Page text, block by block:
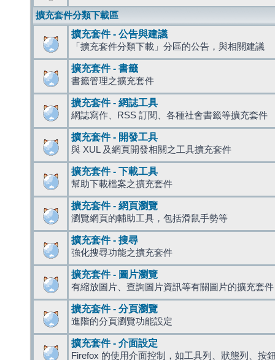
擴充套件分類下載區
擴充套件 - 公告與建議
「擴充套件分類下載」分區的公告，與相關建議
擴充套件 - 書籤
書籤管理之擴充套件
擴充套件 - 網誌工具
網誌寫作、RSS 訂閱、各種社會書籤等擴充套件
擴充套件 - 開發工具
與 XUL 及網頁開發相關之工具擴充套件
擴充套件 - 下載工具
幫助下載檔案之擴充套件
擴充套件 - 網頁瀏覽
瀏覽網頁的輔助工具，包括滑鼠手勢等
擴充套件 - 搜尋
強化搜尋功能之擴充套件
擴充套件 - 圖片瀏覽
有縮放圖片、查詢圖片資訊等有關圖片的擴充套件
擴充套件 - 分頁瀏覽
進階的分頁瀏覽功能設定
擴充套件 - 介面設定
Firefox 的使用介面控制，如工具列、狀態列、按